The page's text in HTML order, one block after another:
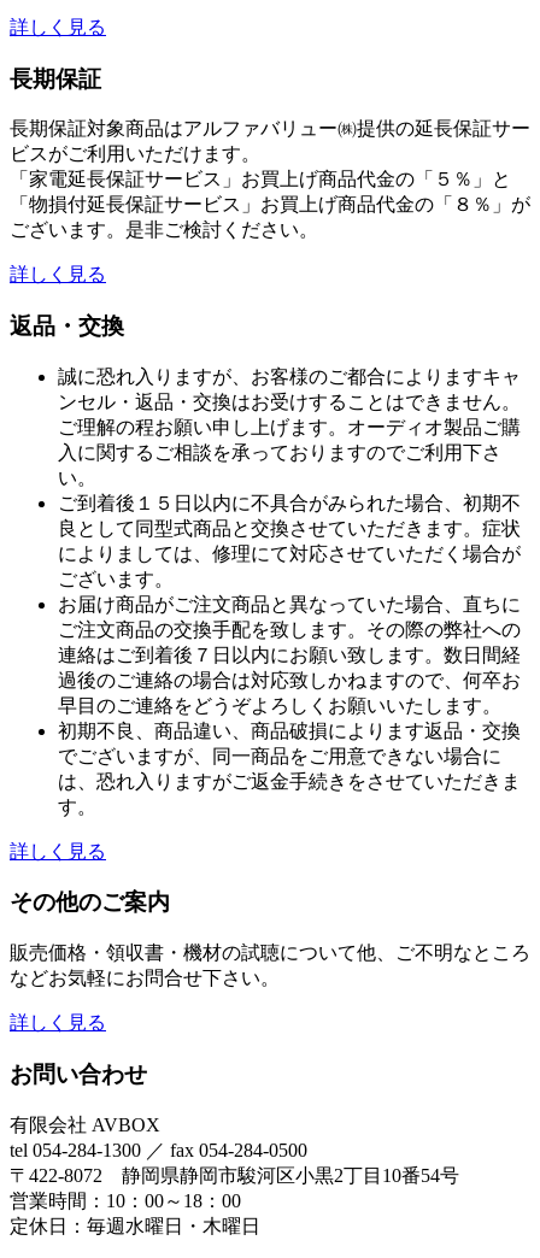
詳しく見る
長期保証
長期保証対象商品はアルファバリュー㈱提供の延長保証サー
ビスがご利用いただけます。
「家電延長保証サービス」お買上げ商品代金の「５％」と
「物損付延長保証サービス」お買上げ商品代金の「８％」が
ございます。是非ご検討ください。
詳しく見る
返品・交換
誠に恐れ入りますが、お客様のご都合によりますキャ
ンセル・返品・交換はお受けすることはできません。
ご理解の程お願い申し上げます。オーディオ製品ご購
入に関するご相談を承っておりますのでご利用下さ
い。
ご到着後１５日以内に不具合がみられた場合、初期不
良として同型式商品と交換させていただきます。症状
によりましては、修理にて対応させていただく場合が
ございます。
お届け商品がご注文商品と異なっていた場合、直ちに
ご注文商品の交換手配を致します。その際の弊社への
連絡はご到着後７日以内にお願い致します。数日間経
過後のご連絡の場合は対応致しかねますので、何卒お
早目のご連絡をどうぞよろしくお願いいたします。
初期不良、商品違い、商品破損によります返品・交換
でございますが、同一商品をご用意できない場合に
は、恐れ入りますがご返金手続きをさせていただきま
す。
詳しく見る
その他のご案内
販売価格・領収書・機材の試聴について他、ご不明なところ
などお気軽にお問合せ下さい。
詳しく見る
お問い合わせ
有限会社 AVBOX
tel 054-284-1300 ／ fax 054-284-0500
〒422-8072 静岡県静岡市駿河区小黒2丁目10番54号
営業時間：10：00～18：00
定休日：毎週水曜日・木曜日